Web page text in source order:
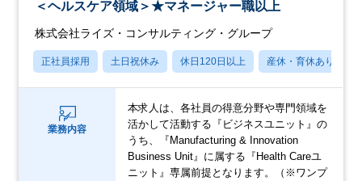
＜ヘルスケア領域＞★マネージャー職以上
株式会社ライズ・コンサルティング・グループ
正社員採用 土日祝休み 休日120日以上 産休・育休あり
業務内容
本求人は、各社員の得意分野や専門領域を
活かして活動する『ビジネスユニット』の
うち、『Manufacturing & Innovation
Business Unit』に属する『Health Careユ
ニット』専属前提となります。（※ワンプ